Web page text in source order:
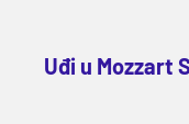
Uđi u Mozzart